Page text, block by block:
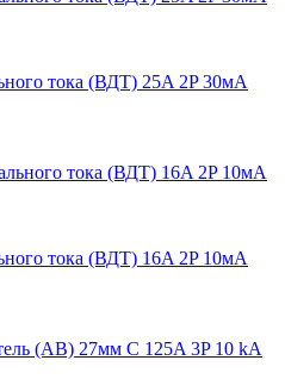
тока (ВДТ) 25A 2P 30мА
тока (ВДТ) 16A 2P 10мА